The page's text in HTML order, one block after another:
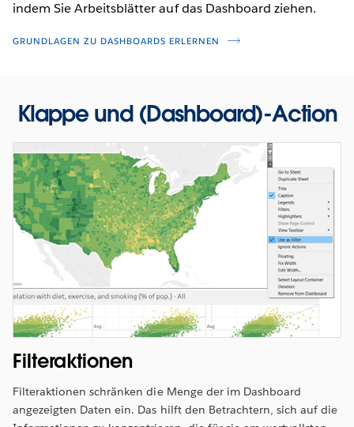
indem Sie Arbeitsblätter auf das Dashboard ziehen.
GRUNDLAGEN ZU DASHBOARDS ERLERNEN
Klappe und (Dashboard)-Action
Filteraktionen
Filteraktionen schränken die Menge der im Dashboard
angezeigten Daten ein. Das hilft den Betrachtern, sich auf die